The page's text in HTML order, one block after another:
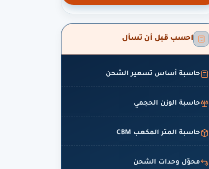
احسب قبل أن تسأل
حاسبة أساس تسعير الشحن
حاسبة الوزن الحجمي
حاسبة المتر المكعب CBM
محوّل وحدات الشحن